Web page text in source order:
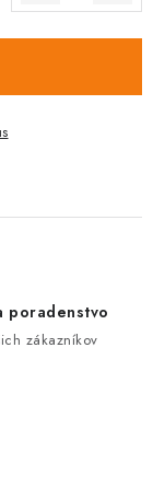
poradenstvo
zákazníkov